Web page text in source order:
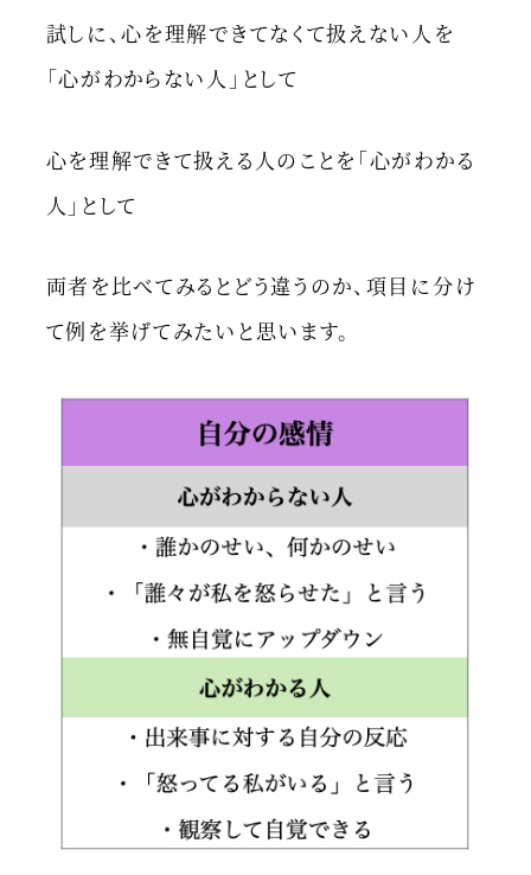
試しに、心を理解できてなくて扱えない人を
「心がわからない人」として
心を理解できて扱える人のことを「心がわかる
人」として
両者を比べてみるとどう違うのか、項目に分け
て例を挙げてみたいと思います。